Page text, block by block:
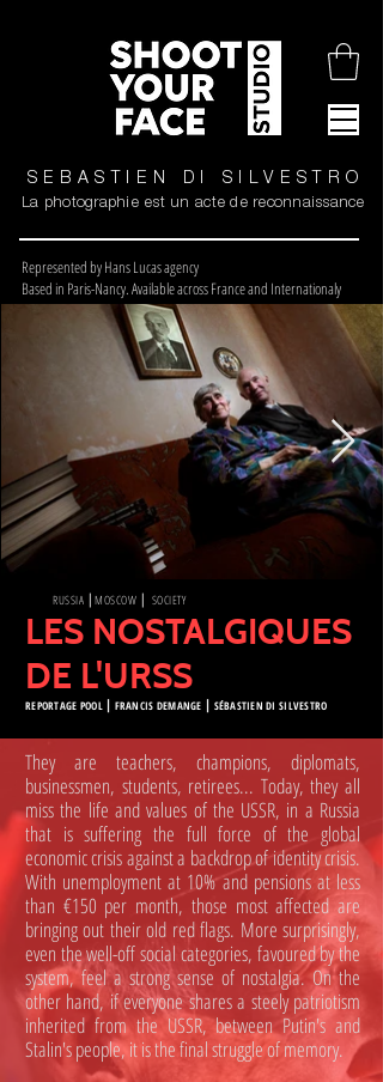
SEBASTIEN DI SILVESTRO
La photographie est un acte de reconnaissance
Represented by Hans Lucas agency
Based in Paris-Nancy. Available across France and Internationaly
RUSSIA MOSCOW SOCIETY
LES NOSTALGIQUES
DE L'URSS
REPORTAGE POOL ⎮ FRANCIS DEMANGE ⎮ SÉBASTIEN DI SILVESTRO
They are teachers, champions, diplomats,
businessmen, students, retirees... Today, they all
miss the life and values of the USSR, in a Russia
that is suffering the full force of the global
economic crisis against a backdrop of identity crisis.
With unemployment at 10% and pensions at less
than €150 per month, those most affected are
bringing out their old red flags. More surprisingly,
even the well-off social categories, favoured by the
system, feel a strong sense of nostalgia. On the
other hand, if everyone shares a steely patriotism
inherited from the USSR, between Putin's and
Stalin's people, it is the final struggle of memory.